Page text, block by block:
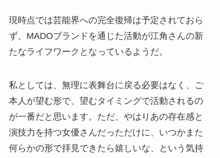
現時点では芸能界への完全復帰は予定されておら
ず、MADOブランドを通じた活動が江角さんの新
たなライフワークとなっているようだ。
私としては、無理に表舞台に戻る必要はなく、ご
本人が望む形で、望むタイミングで活動されるの
が一番だと思います。ただ、やはりあの存在感と
演技力を持つ女優さんだっただけに、いつかまた
何らかの形で拝見できたら嬉しいな、という気持